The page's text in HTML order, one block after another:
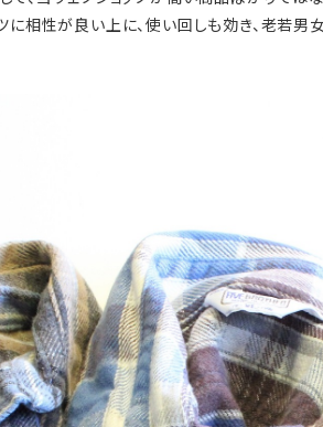
相性が良い上に、使い回しも効き、老若男